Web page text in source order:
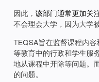
因此， 该部门通常更加关
不会理会大学，因为大学
TEQSA旨在监督课程内
等教育中的行政和学生服
地从课程中开除等问题。
的问题。